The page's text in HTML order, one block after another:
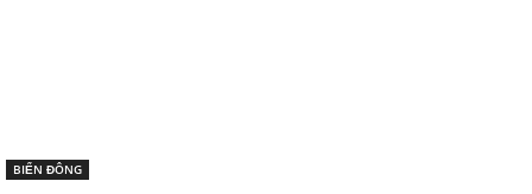
BIỂN ĐÔNG